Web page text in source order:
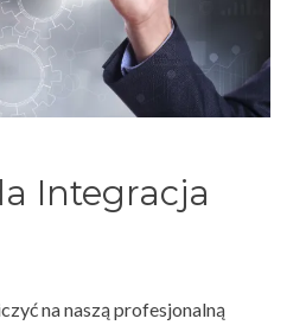
Integracja
na naszą profesjonalną